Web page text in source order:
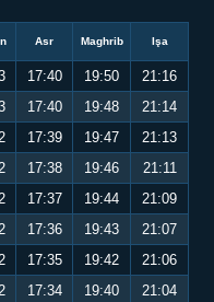
Asr Maghrib Işa
17:40 19:50
21:16
17:40 19:48
21:14
17:39 19:47
21:13
17:38 19:46
21:11
17:37 19:44
21:09
17:36 19:43
21:07
17:35 19:42
21:06
17:34 19:40
21:04